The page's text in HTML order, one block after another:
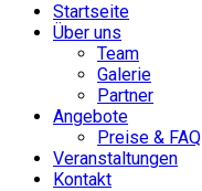
Startseite
Über uns
Team
Galerie
Partner
Angebote
Preise & FAQ
Veranstaltungen
Kontakt